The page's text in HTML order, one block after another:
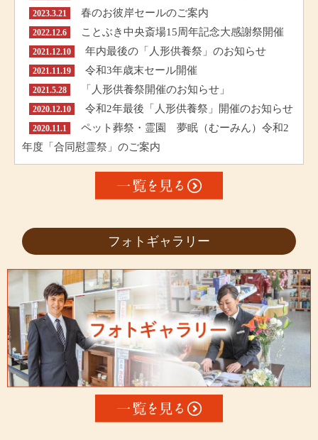
2023.3.21 春のお彼岸セールのご案内
2022.12.6 ことぶき中央斎場15周年記念大感謝祭開催
2021.12.10 年内最後の「人形供養祭」のお知らせ
2021.11.19 令和3年歳末セール開催
2021.5.28 「人形供養祭開催のお知らせ」
2020.12.10 令和2年最後「人形供養祭」開催のお知らせ
2020.11.1
ペット葬祭・霊園 夢眠（むーみん）令和2
年度「合同慰霊祭」のご案内
フォトギャラリー